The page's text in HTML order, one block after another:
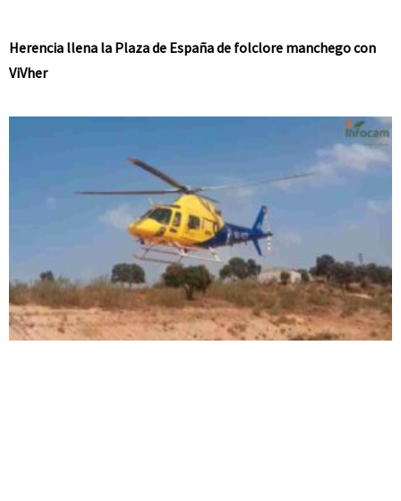
Herencia llena la Plaza de España de folclore manchego con
ViVher